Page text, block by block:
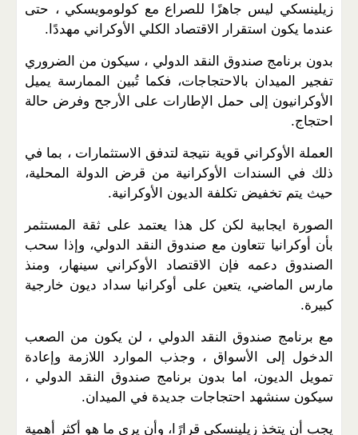
زيلينسكي ليس جاهزًا للصراع مع كولومويسكي ، حتى
عندما يكون استقرار الاقتصاد الكلي الأوكراني مهددًا.
بدون برنامج صندوق النقد الدولي ، سيكون من الضروري
تفجير الميدان بالاحتجاجات، فكما تُبين الممارسة يميل
الأوكرانيون إلى حمل الإطارات على الأرجح وفرض حالة
احتجاج.
العملة الأوكراني قوية نتيجة لتدفق الاستثمارات ، بما في
ذلك في السندات الأوكرانية من قرض الدولة المحلية،
حيث يتم تخفيض تكلفة الديون الأوكرانية.
الصورة ايجابية لكن كل هذا يعتمد على ثقة المستثمر
بأن أوكرانيا تتعاون مع صندوق النقد الدولي، وإذا سحب
الصندوق دعمه فإن الاقتصاد الأوكراني سينهار، ومنذ
مارس الماضي، يتعين على أوكرانيا سداد ديون خارجية
كبيرة.
مع برنامج صندوق النقد الدولي ، لن يكون من الصعب
الدخول إلى الأسواق ، وجذب الموارد اللازمة وإعادة
تمويل الديون، اما بدون برنامج صندوق النقد الدولي ،
سيكون سنشهد احتجاجات جديدة في الميدان.
يجب أن يتخذ زيلينسكي قرارًا، وأن يرى ما هو أكثر أهمية